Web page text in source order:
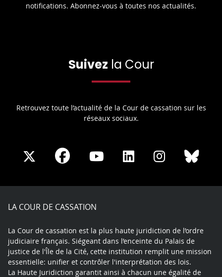
notifications. Abonnez-vous à toutes nos actualités.
Suivez la Cour
Retrouvez toute l’actualité de la Cour de cassation sur les
réseaux sociaux.
Share
X
Share
Facebook
Share
Youtube
Share
LinkedIn
Share
Instagram
LA COUR DE CASSATION
La Cour de cassation est la plus haute juridiction de l’ordre
judiciaire français. Siégeant dans l’enceinte du Palais de
justice de l'Île de la Cité, cette institution remplit une mission
essentielle: unifier et contrôler l'interprétation des lois.
La Haute Juridiction garantit ainsi à chacun une égalité de